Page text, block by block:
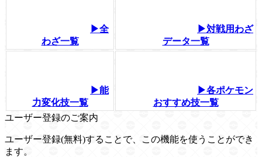
▶全
わざ一覧
▶対戦用わざ
データ一覧
▶能
力変化技一覧
▶各ポケモン
おすすめ技一覧
ユーザー登録のご案内
ユーザー登録(無料)することで、この機能を使うことができ
ます。